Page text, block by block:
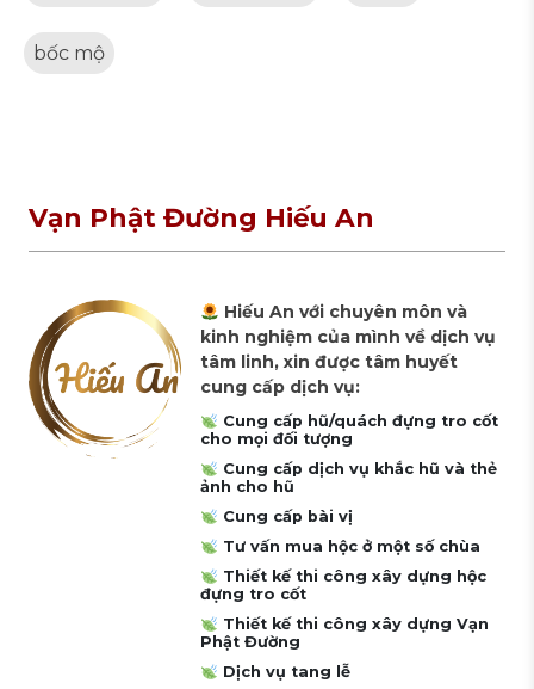
bốc mộ
Vạn Phật Đường Hiếu An
Hiếu An với chuyên môn và
kinh nghiệm của mình về dịch vụ
tâm linh, xin được tâm huyết
cung cấp dịch vụ:
Cung cấp hũ/quách đựng tro cốt
cho mọi đối tượng
Cung cấp dịch vụ khắc hũ và thẻ
ảnh cho hũ
Cung cấp bài vị
Tư vấn mua hộc ở một số chùa
Thiết kế thi công xây dựng hộc
đựng tro cốt
Thiết kế thi công xây dựng Vạn
Phật Đường
Dịch vụ tang lễ